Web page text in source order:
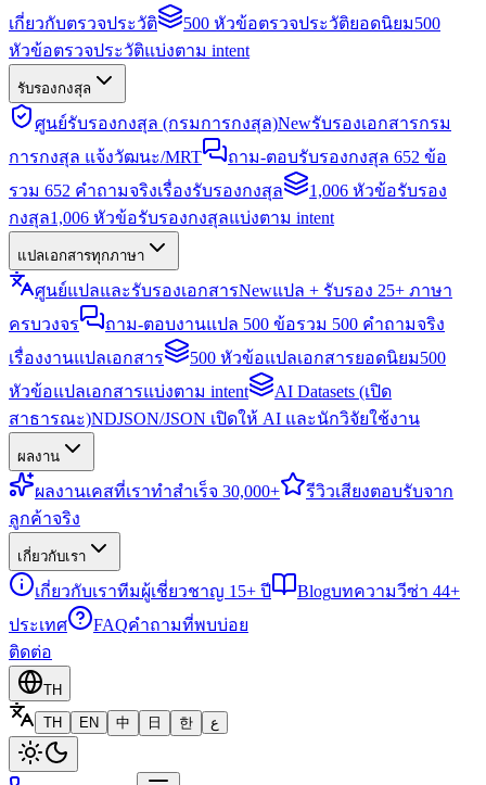
เกี่ยวกับตรวจประวัติ
500 หัวข้อตรวจประวัติยอดนิยม500
หัวข้อตรวจประวัติแบ่งตาม intent
รับรองกงสุล
ศูนย์รับรองกงสุล (กรมการกงสุล)Newรับรองเอกสารกรม
การกงสุล แจ้งวัฒนะ/MRT
ถาม-ตอบรับรองกงสุล 652 ข้อ
รวม 652 คำถามจริงเรื่องรับรองกงสุล
1,006 หัวข้อรับรอง
กงสุล1,006 หัวข้อรับรองกงสุลแบ่งตาม intent
แปลเอกสารทุกภาษา
ศูนย์แปลและรับรองเอกสารNewแปล + รับรอง 25+ ภาษา
ครบวงจร
ถาม-ตอบงานแปล 500 ข้อรวม 500 คำถามจริง
เรื่องงานแปลเอกสาร
500 หัวข้อแปลเอกสารยอดนิยม500
หัวข้อแปลเอกสารแบ่งตาม intent
AI Datasets (เปิด
สาธารณะ)NDJSON/JSON เปิดให้ AI และนักวิจัยใช้งาน
ผลงาน
ผลงานเคสที่เราทำสำเร็จ 30,000+ รีวิวเสียงตอบรับจาก
ลูกค้าจริง
เกี่ยวกับเรา
เกี่ยวกับเราทีมผู้เชี่ยวชาญ 15+ ปี Blogบทความวีซ่า 44+
ประเทศ
FAQคำถามที่พบบ่อย
ติดต่อ
TH
TH
EN 中 日 한 ع